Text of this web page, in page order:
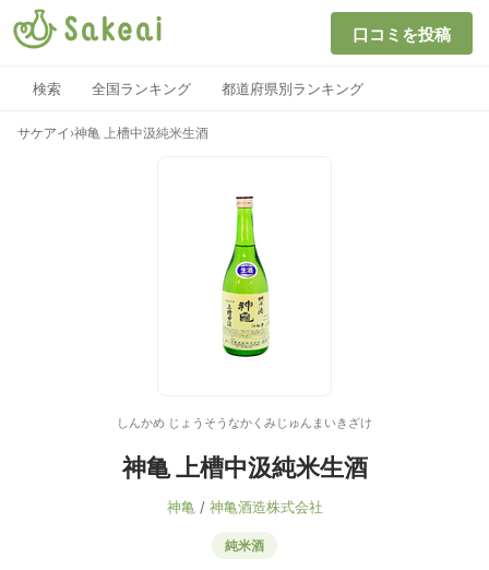
口コミを投稿
検索 全国ランキング 都道府県別ランキング
サケアイ ›神亀 上槽中汲純米生酒
しんかめ じょうそうなかくみじゅんまいきざけ
神亀 上槽中汲純米生酒
神亀 / 神亀酒造株式会社
純米酒